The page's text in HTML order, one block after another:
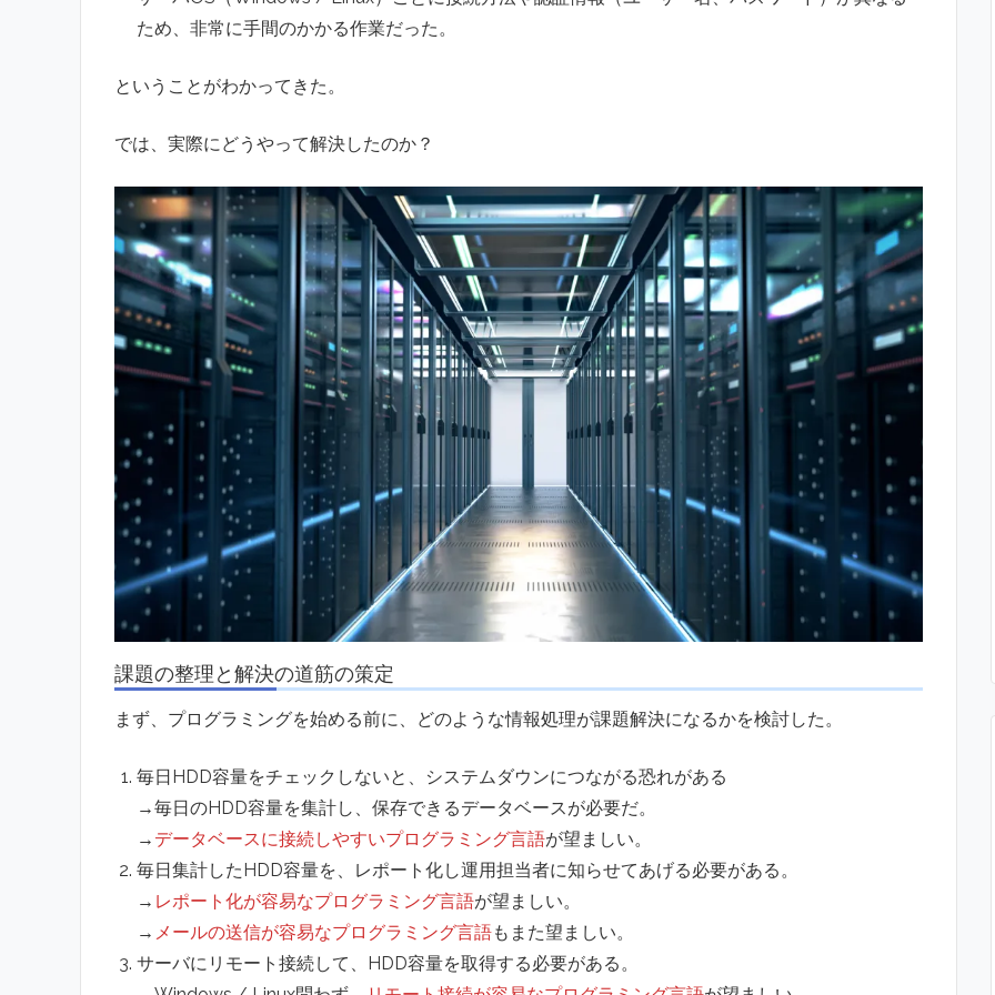
ため、非常に手間のかかる作業だった。
ということがわかってきた。
では、実際にどうやって解決したのか？
課題の整理と解決の道筋の策定
まず、プログラミングを始める前に、どのような情報処理が課題解決になるかを検討した。
毎日HDD容量をチェックしないと、システムダウンにつながる恐れがある
→毎日のHDD容量を集計し、保存できるデータベースが必要だ。
→ データベースに接続しやすいプログラミング言語が望ましい。
毎日集計したHDD容量を、レポート化し運用担当者に知らせてあげる必要がある。
→ レポート化が容易なプログラミング言語が望ましい。
→ メールの送信が容易なプログラミング言語もまた望ましい。
サーバにリモート接続して、HDD容量を取得する必要がある。